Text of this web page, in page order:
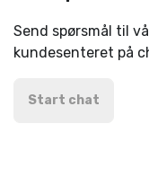
Send spørsmål til
kundesenteret på
Start chat